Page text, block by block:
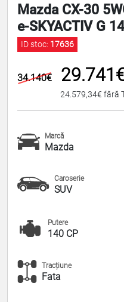
Mazda CX-30
e-SKYACTIV G
ID stoc: 17636
34.140€
24.579,34€ fără
Marcă
Mazda
Caroserie
SUV
Putere
140 CP
Tracțiune
Fata